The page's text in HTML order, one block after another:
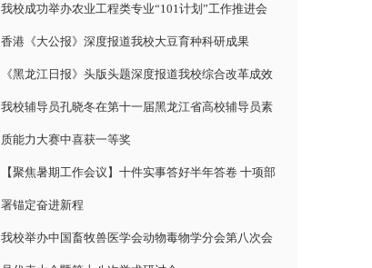
我校成功举办农业工程类专业“101计划”工作推进会
香港《大公报》深度报道我校大豆育种科研成果
《黑龙江日报》头版头题深度报道我校综合改革成效
我校辅导员孔晓冬在第十一届黑龙江省高校辅导员素
质能力大赛中喜获一等奖
【聚焦暑期工作会议】十件实事答好半年答卷 十项部
署锚定奋进新程
我校举办中国畜牧兽医学会动物毒物学分会第八次会